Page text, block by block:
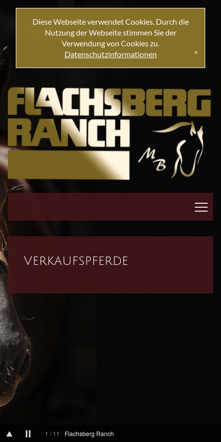
Diese Webseite verwendet Cookies. Durch die
Nutzung der Webseite stimmen Sie der
Verwendung von Cookies zu.
Datenschutzinformationen
[x]
1 /11 Flachsberg Ranch
|||
Verkaufspferde